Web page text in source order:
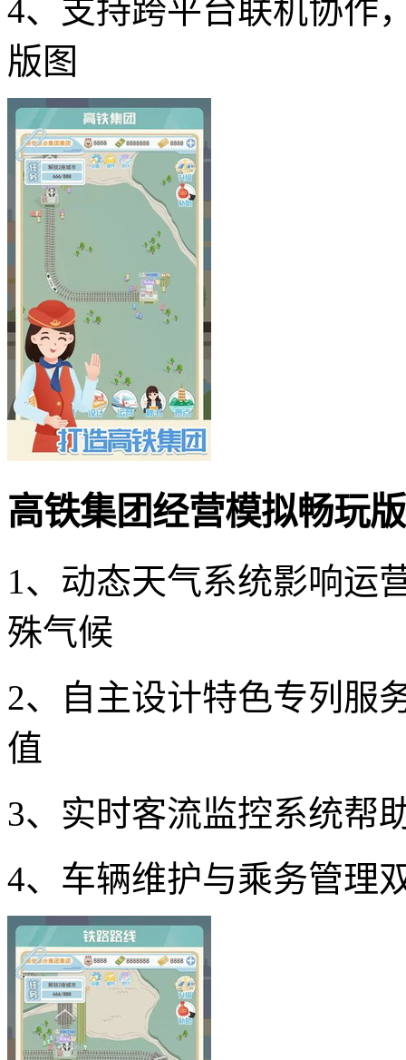
4、支持跨平台联机协作
版图
高铁集团经营模拟畅玩
1、动态天气系统影响运
殊气候
2、自主设计特色专列服
值
3、实时客流监控系统帮
4、车辆维护与乘务管理